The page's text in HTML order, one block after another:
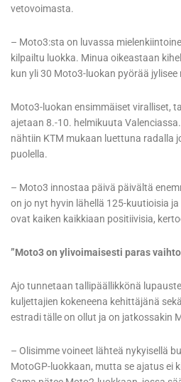
vetovoimasta.
– Moto3:sta on luvassa
kilpailtu luokka. Minua oikeastaan
kun yli 30 Moto3-luokan pyörää jylisee
Moto3-luokan ensimmäiset viralliset,
ajetaan 8.-10. helmikuuta
nähtiin KTM mukaan luettuna radalla
puolella.
– Moto3 innostaa päivä päivältä
on jo nyt hyvin lähellä 125-kuutioisia
ovat kaiken kaikkiaan positiivisia,
”Moto3 on ylivoimaisesti paras
Ajo tunnetaan tallipäällikkönä
kuljettajien kokeneena kehittäjänä
estradi tälle on ollut ja on jatkossakin
– Olisimme voineet lähteä nykyisellä
MotoGP-luokkaan, mutta se ajatus ei